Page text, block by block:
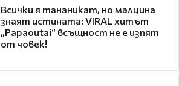
Всички я тананикат, но малцина
знаят истината: VIRAL хитът
„Papaoutai“ всъщност не е изпят
от човек!